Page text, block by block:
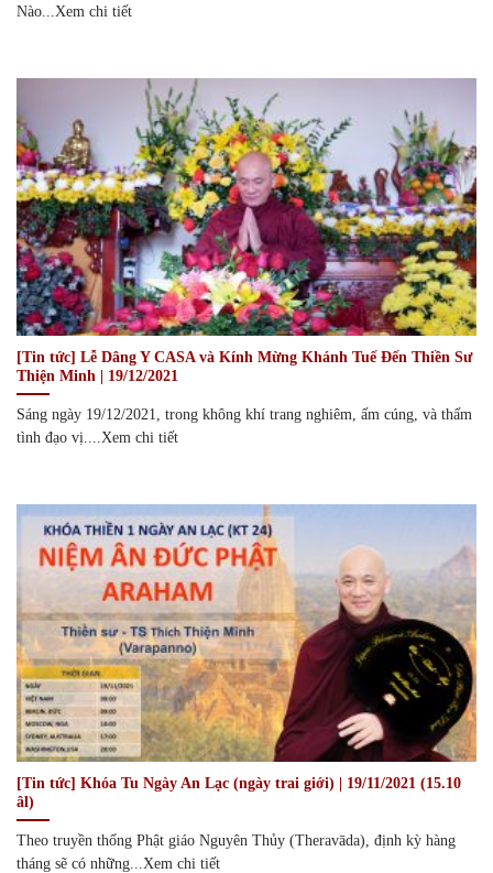
Nào...Xem chi tiết
[Tin tức] Lễ Dâng Y CASA và Kính Mừng Khánh Tuế Đến Thiền Sư
Thiện Minh | 19/12/2021
Sáng ngày 19/12/2021, trong không khí trang nghiêm, ấm cúng, và thấm
tình đạo vị....Xem chi tiết
[Tin tức] Khóa Tu Ngày An Lạc (ngày trai giới) | 19/11/2021 (15.10
âl)
Theo truyền thống Phật giáo Nguyên Thủy (Theravāda), định kỳ hàng
tháng sẽ có những...Xem chi tiết